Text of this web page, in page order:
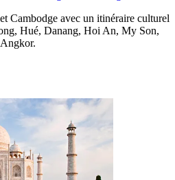
Cambodge avec un itinéraire culturel
Hué, Danang, Hoi An, My Son,